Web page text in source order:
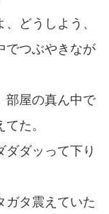
どうしよう、
でつぶやきなが
部屋の真ん中で
た。
ダダッって下り
ガタ震えていた